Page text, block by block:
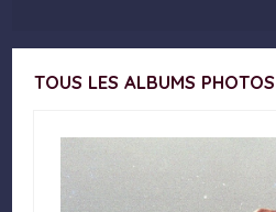
TOUS LES ALBUMS PHOTOS